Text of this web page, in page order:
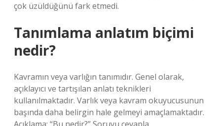
çok üzüldüğünü fark etmedi.
Tanımlama anlatım biçimi
nedir?
Kavramın veya varlığın tanımıdır. Genel olarak,
açıklayıcı ve tartışılan anlatı teknikleri
kullanılmaktadır. Varlık veya kavram okuyucusunun
başında daha belirgin hale gelmeyi amaçlamaktadır.